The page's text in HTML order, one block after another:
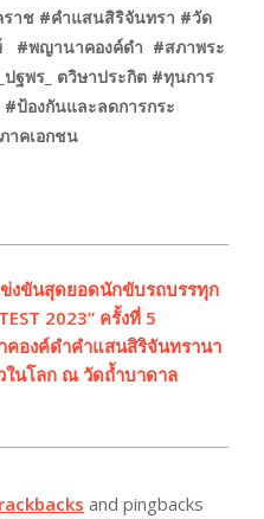
าช #คำแสนสิริจันทรา #วัด
#พญานาคองค์ดำ #สภาพระ
ปฐพร_ ตวิษาประกิต #ทุนการ
#ป้องกันและลดการกระ
าคเอกชน
งขันสุดยอดนักขับรถบรรทุก
2023” ครั้งที่ 5
คองค์ดำคำแสนสิริจันทรานา
ในโลก ณ วัดถ้ำบาดาล
and pingbacks